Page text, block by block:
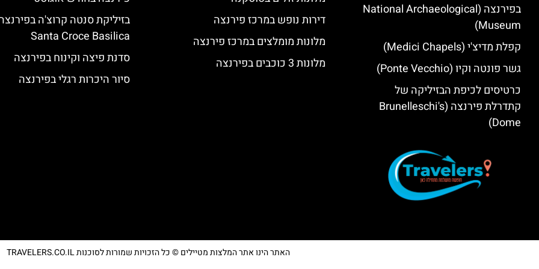
בפירנצה (National Archaeological
Museum)
קפלת מדיצ'י (Medici Chapels)
גשר פונטה וקיו (Ponte Vecchio)
כרטיסים לכיפת הבזיליקה של
קתדרלת פירנצה (Brunelleschi's
Dome)
דירות נופש במרכז פירנצה
מלונות מומלצים במרכז פירנצה
מלונות 3 כוכבים בפירנצה
בזיליקת סנטה קרוצ'ה
Santa Croce Basilica
סדנת פיצה וקינוח בפירנצה
סיור היכרות רגלי בפירנצה
האתר הינו אתר המלצות מטיילים © כל הזכויות שמורות לסוכנות TRAVELERS.CO.IL